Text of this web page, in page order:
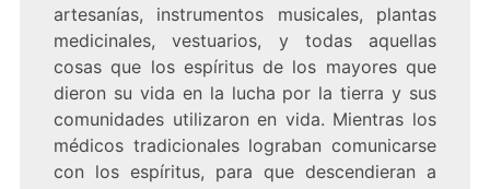
artesanías, instrumentos musicales, plantas
medicinales, vestuarios, y todas aquellas
cosas que los espíritus de los mayores que
dieron su vida en la lucha por la tierra y sus
comunidades utilizaron en vida. Mientras los
médicos tradicionales lograban comunicarse
con los espíritus, para que descendieran a